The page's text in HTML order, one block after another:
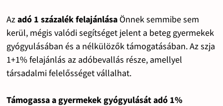
Az adó 1 százalék felajánlásaÖnnek semmibe sem
kerül, mégis valódi segítséget jelent a beteg gyermekek
gyógyulásában és a nélkülözők támogatásában. Az szja
1+1% felajánlás az adóbevallás része, amellyel
társadalmi felelősséget vállalhat.
Támogassa a gyermekek gyógyulását adó 1%